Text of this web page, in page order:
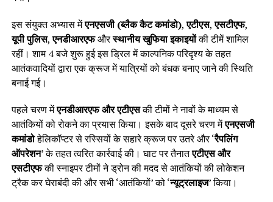
इस संयुक्त अभ्यास मेंएनएसजी (ब्लैक कैट कमांडो),एटीएस,एसटीएफ,
यूपी पुलिस,एनडीआरएफऔरस्थानीय खुफिया इकाइयोंकी टीमें शामिल
रहीं। शाम 4 बजे शुरू हुई इस ड्रिल में काल्पनिक परिदृश्य के तहत
आतंकवादियों द्वारा एक क्रूज में यात्रियों को बंधक बनाए जाने की स्थिति
बनाई गई।
पहले चरण मेंएनडीआरएफ और एटीएसकी टीमों ने नावों के माध्यम से
आतंकियों को रोकने का प्रयास किया। इसके बाद दूसरे चरण मेंएनएसजी
कमांडोहेलिकॉप्टर से रस्सियों के सहारे क्रूज पर उतरे और ‘रैपलिंग
ऑपरेशन’ के तहत त्वरित कार्रवाई की। घाट पर तैनातएटीएस और
एसटीएफकी स्नाइपर टीमों ने ड्रोन की मदद से आतंकियों की लोकेशन
ट्रैक कर घेराबंदी की और सभी ‘आतंकियों’ को ‘न्यूट्रलाइज’ किया।